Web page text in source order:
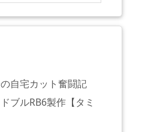
自宅カット奮闘記
ブルRB6製作【タミ